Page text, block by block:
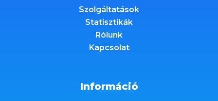
Szolgáltatások
Statisztikák
Rólunk
Kapcsolat
Információ